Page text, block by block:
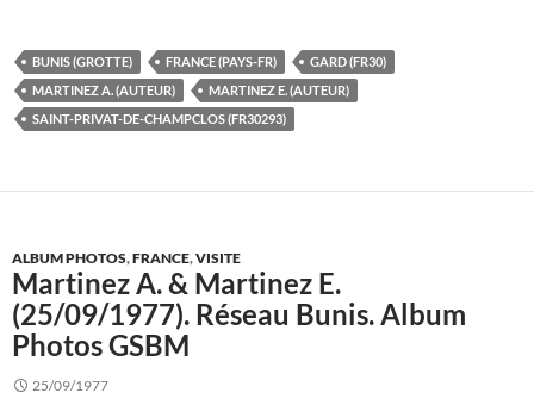
BUNIS (GROTTE) FRANCE (PAYS-FR)
GARD (FR30)
MARTINEZ A. (AUTEUR)
MARTINEZ E. (AUTEUR)
SAINT-PRIVAT-DE-CHAMPCLOS (FR30293)
ALBUM PHOTOS,FRANCE,VISITE
Martinez A. & Martinez E.
(25/09/1977). Réseau Bunis. Album
Photos GSBM
25/09/1977